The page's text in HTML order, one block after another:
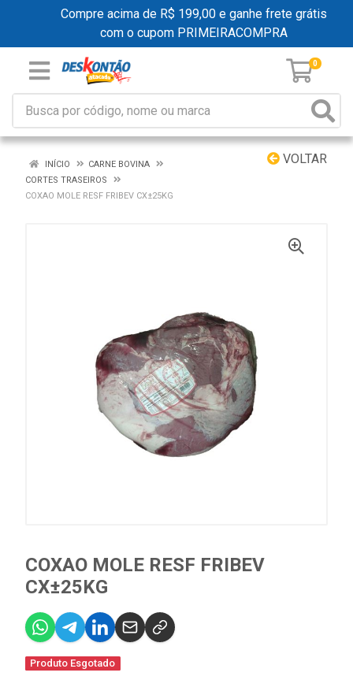
Compre acima de R$ 199,00 e ganhe frete grátis
com o cupom PRIMEIRACOMPRA
0
VOLTAR
INÍCIO
CARNE BOVINA
CORTES TRASEIROS
COXAO MOLE RESF FRIBEV CX±25KG
COXAO MOLE RESF FRIBEV
CX±25KG
Produto Esgotado